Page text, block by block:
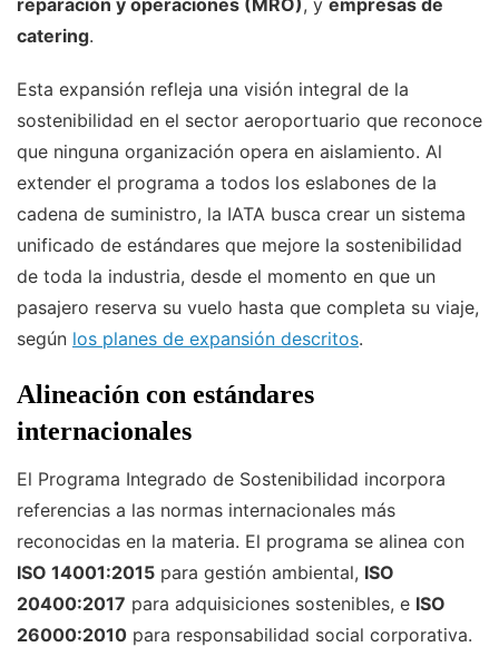
reparación y operaciones (MRO), y empresas de
catering.
Esta expansión refleja una visión integral de la
sostenibilidad en el sector aeroportuario que reconoce
que ninguna organización opera en aislamiento. Al
extender el programa a todos los eslabones de la
cadena de suministro, la IATA busca crear un sistema
unificado de estándares que mejore la sostenibilidad
de toda la industria, desde el momento en que un
pasajero reserva su vuelo hasta que completa su viaje,
según los planes de expansión descritos.
Alineación con estándares
internacionales
El Programa Integrado de Sostenibilidad incorpora
referencias a las normas internacionales más
reconocidas en la materia. El programa se alinea con
ISO 14001:2015 para gestión ambiental, ISO
20400:2017 para adquisiciones sostenibles, e ISO
26000:2010 para responsabilidad social corporativa.